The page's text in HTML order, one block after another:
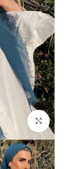
enlarge